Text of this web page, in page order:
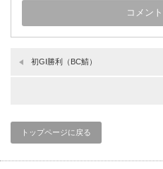
初GⅠ勝利（BC鯖）
トップページに戻る